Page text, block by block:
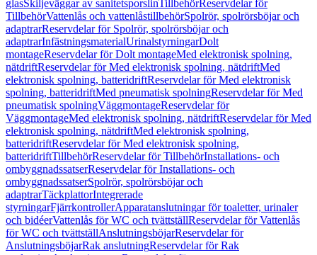
glasSkiljeväggar av sanitetsporslinTillbehörReservdelar för
TillbehörVattenlås och vattenlåstillbehörSpolrör, spolrörsböjar och
adaptrarReservdelar för Spolrör, spolrörsböjar och
adaptrarInfästningsmaterialUrinalstyrningarDolt
montageReservdelar för Dolt montageMed elektronisk spolning,
nätdriftReservdelar för Med elektronisk spolning, nätdriftMed
elektronisk spolning, batteridriftReservdelar för Med elektronisk
spolning, batteridriftMed pneumatisk spolningReservdelar för Med
pneumatisk spolningVäggmontageReservdelar för
VäggmontageMed elektronisk spolning, nätdriftReservdelar för Med
elektronisk spolning, nätdriftMed elektronisk spolning,
batteridriftReservdelar för Med elektronisk spolning,
batteridriftTillbehörReservdelar för TillbehörInstallations- och
ombyggnadssatserReservdelar för Installations- och
ombyggnadssatserSpolrör, spolrörsböjar och
adaptrarTäckplattorIntegrerade
styrningarFjärrkontrollerApparatanslutningar för toaletter, urinaler
och bidéerVattenlås för WC och tvättställReservdelar för Vattenlås
för WC och tvättställAnslutningsböjarReservdelar för
AnslutningsböjarRak anslutningReservdelar för Rak